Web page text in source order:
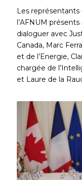
Les
l’AFNUM
dialoguer avec
Canada, Marc
et de l’Energie,
chargée de
et Laure de la